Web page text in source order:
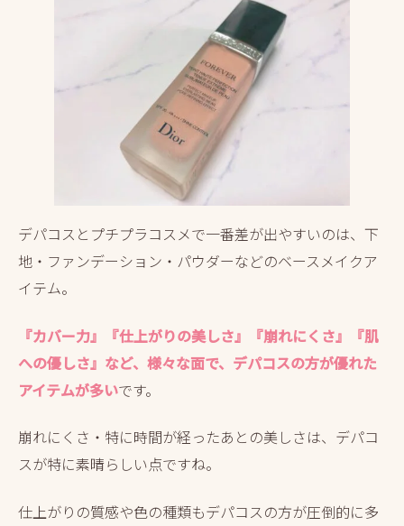
デパコスとプチプラコスメで一番差が出やすいのは、下
地・ファンデーション・パウダーなどのベースメイクア
イテム。
『カバー力』『仕上がりの美しさ』『崩れにくさ』『肌
への優しさ』など、様々な面で、デパコスの方が優れた
アイテムが多いです。
崩れにくさ・特に時間が経ったあとの美しさは、デパコ
スが特に素晴らしい点ですね。
仕上がりの質感や色の種類もデパコスの方が圧倒的に多